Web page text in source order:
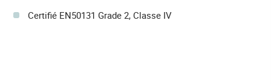
Certifié EN50131 Grade 2, Classe IV